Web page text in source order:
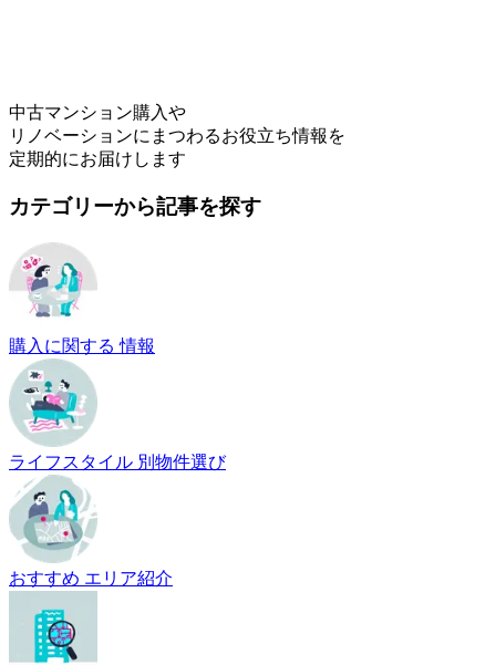
中古マンション購入や
リノベーションにまつわるお役立ち情報を
定期的にお届けします
カテゴリーから記事を探す
購入に関する 情報
ライフスタイル 別物件選び
おすすめ エリア紹介